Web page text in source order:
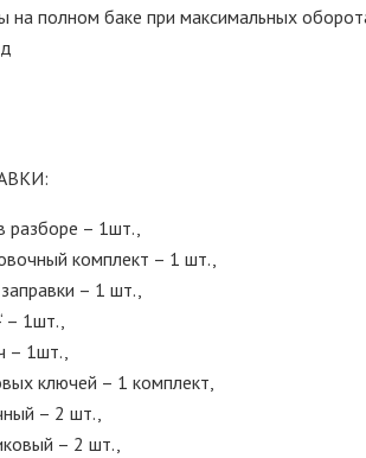
на полном баке при максимальных
разборе – 1шт.,
комплект – 1 шт.,
– 1 шт.,
– 1шт.,
– 1шт.,
ключей – 1 комплект,
– 2 шт.,
– 2 шт.,